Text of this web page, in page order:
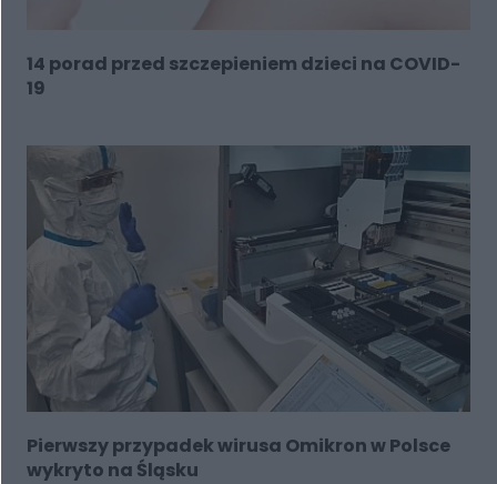
14 porad przed szczepieniem dzieci na COVID-
19
Pierwszy przypadek wirusa Omikron w Polsce
wykryto na Śląsku